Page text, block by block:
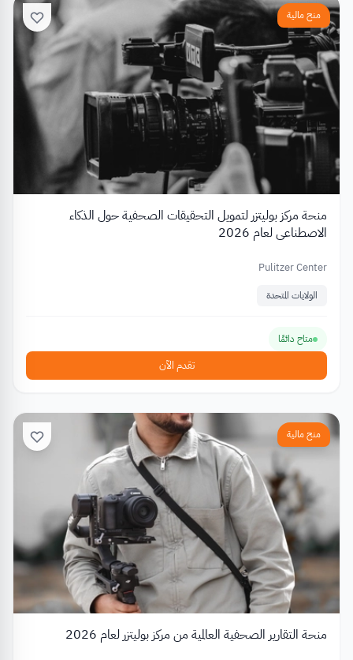
منح مالية
منحة مركز بوليتزر لتمويل التحقيقات الصحفية حول الذكاء
الاصطناعي لعام 2026
Pulitzer Center
الولايات المتحدة
متاح دائمًا
تقدم الآن
منح مالية
منحة التقارير الصحفية العالمية من مركز بوليتزر لعام 2026